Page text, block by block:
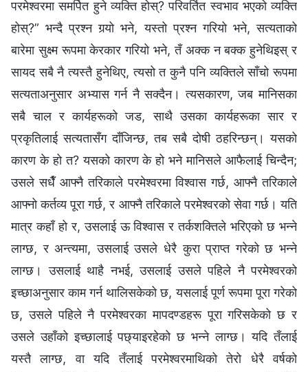
परमेश्‍वरमा समर्पित हुने व्यक्ति होस्? परिवर्तित स्वभाव भएको व्यक्ति
होस्?” भन्दै प्रश्‍न गर्‍यो भने, यस्तो प्रश्‍न गरियो भने, सत्यताको
बारेमा सुक्ष्म रूपमा केरकार गरियो भने, तँ अक्क न बक्‍क हुनेथिइस् र
सायद सबै नै त्यस्तै हुनेथिए, त्यसो त कुनै पनि व्यक्तिले साँचो रूपमा
सत्यताअनुसार अभ्यास गर्न नै सक्दैन। त्यसकारण, जब मानिसका
सबै चाल र कार्यहरूको जड, साथै उसका कार्यहरूका सार र
प्रकृतिलाई सत्यतासँग दाँजिन्छ, तब सबै दोषी ठहरिन्छन्। यसको
कारण के हो त? यसको कारण के हो भने मानिसले आफैलाई चिन्दैन;
उसले सधैँ आफ्‍नै तरिकाले परमेश्‍वरमा विश्‍वास गर्छ, आफ्‍नै तरिकाले
आफ्‍नो कर्तव्य पूरा गर्छ, र आफ्‍नै तरिकाले परमेश्‍वरको सेवा गर्छ। यति
मात्र कहाँ हो र, उसलाई ऊ विश्‍वास र तर्कशक्तिले भरिएको छ भन्‍ने
लाग्छ, र अन्त्यमा, उसलाई उसले धेरै कुरा प्राप्त गरेको छ भन्‍ने
लाग्छ। उसलाई थाहै नभई, उसलाई उसले पहिले नै परमेश्‍वरको
इच्‍छाअनुसार काम गर्न थालिसकेको छ, यसलाई पूर्ण रूपमा पूरा गरेको
छ, उसले पहिले नै परमेश्‍वरका मापदण्डहरू पूरा गरिसकेको छ र
उसले उहाँको इच्‍छालाई पछ्याइरहेको छ भन्‍ने लाग्छ। यदि तँलाई
यस्तै लाग्छ, वा यदि तँलाई परमेश्‍वरमाथिको तेरो धेरै वर्षको